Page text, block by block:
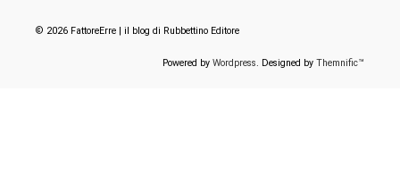
© 2026 FattoreErre | il blog di Rubbettino Editore
Powered by Wordpress. Designed by Themnific™